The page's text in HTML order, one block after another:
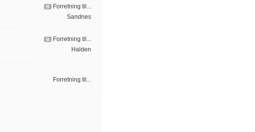
B
Forretning til...
Sandnes
B
Forretning til...
Halden
Forretning til...